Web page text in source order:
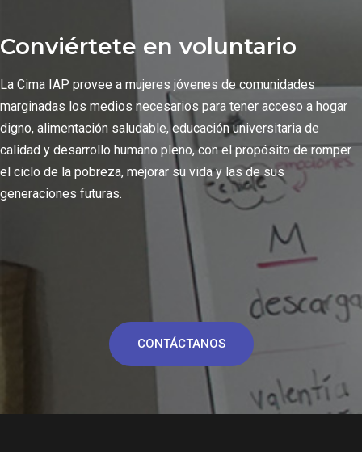
Conviértete en voluntario
La Cima IAP provee a mujeres jóvenes de comunidades
marginadas los medios necesarios para tener acceso a hogar
digno, alimentación saludable, educación universitaria de
calidad y desarrollo humano pleno, con el propósito de romper
el ciclo de la pobreza, mejorar su vida y las de sus
generaciones futuras.
CONTÁCTANOS